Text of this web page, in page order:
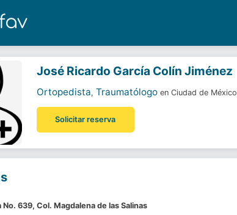
García Colín Jiménez
, Traumatólogo
José Ricardo García Colín Jiménez
Ortopedista, Traumatólogo en Ciudad de México
Solicitar reserva
No. 639, Col. Magdalena de las Salinas